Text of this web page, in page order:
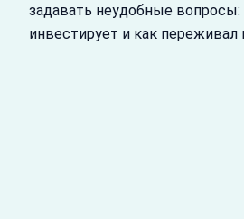
задавать неудобные
инвестирует и как